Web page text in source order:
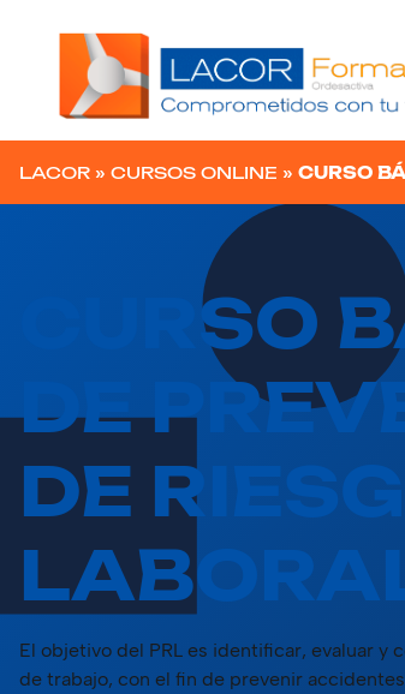
Navegación principal
LACOR » CURSOS ONLINE » CURSO
CURSO
DE
DE
El objetivo del PRL es identificar, evaluar y
de trabajo, con el fin de prevenir